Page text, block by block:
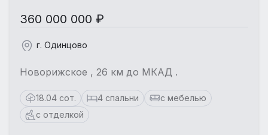
360 000 000 ₽
г. Одинцово
Новорижское , 26 км до МКАД .
18.04 сот. 4 спальни
с мебелью
с отделкой